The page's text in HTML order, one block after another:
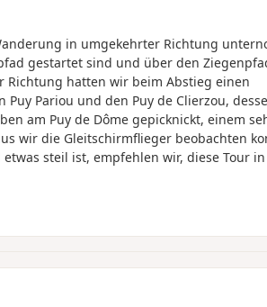
in umgekehrter Richtung
gestartet sind und über den
Richtung hatten wir beim Abstieg einen
Pariou und den Puy de Clierzou,
am Puy de Dôme gepicknickt, einem
wir die Gleitschirmflieger beobachten
steil ist, empfehlen wir, diese Tour